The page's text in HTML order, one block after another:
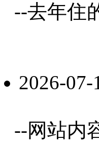
--去年住
07-12,֣,˵
--网站内